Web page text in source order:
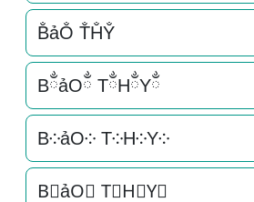
B̐ảO̐ T̐H̐Y̐
BྂảOྂ TྂHྂYྂ
B༶ảO༶ T༶H༶Y༶
B⃕ảO⃕ T⃕H⃕Y⃕